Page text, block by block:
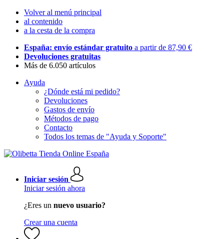
Volver al menú principal
al contenido
a la cesta de la compra
España: envío estándar gratuito a partir de 87,90 €
Devoluciones gratuitas
Más de 6.050 artículos
Ayuda
¿Dónde está mi pedido?
Devoluciones
Gastos de envío
Métodos de pago
Contacto
Todos los temas de "Ayuda y Soporte"
Iniciar sesión
Iniciar sesión ahora
¿Eres un nuevo usuario?
Crear una cuenta